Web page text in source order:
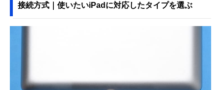
接続方式｜使いたいiPadに対応したタイプを選ぶ